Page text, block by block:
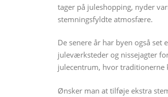
tager på juleshopping, nyder
stemningsfyldte atmosfære.
De senere år har byen også set
juleværksteder og nissejagter
julecentrum, hvor traditionerne
Ønsker man at tilføje ekstra